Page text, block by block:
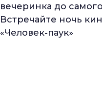
вечеринка до
Встречайте ночь
«Человек-паук»